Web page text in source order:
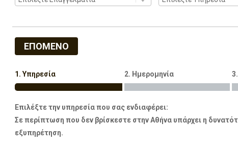
ΕΠΟΜΕΝΟ
1. Υπηρεσία 2. Ημερομηνία
Επιλέξτε την υπηρεσία που σας ενδιαφέρει:
Σε περίπτωση που δεν βρίσκεστε στην Αθήνα υπάρχει η
εξυπηρέτηση.